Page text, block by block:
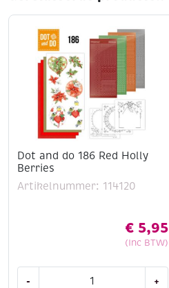
Dot and do 186 Red Holly
Berries
Artikelnummer: 114120
€ 5,95
(Inc BTW)
- +